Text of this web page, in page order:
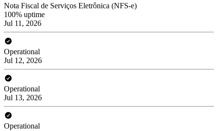
Nota Fiscal de Serviços Eletrônica (NFS-e)
100% uptime
Jul 11, 2026
Operational
Jul 12, 2026
Operational
Jul 13, 2026
Operational